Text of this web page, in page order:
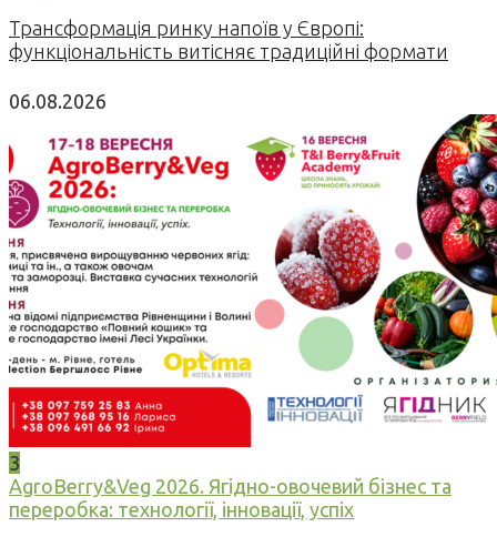
Трансформація ринку напоїв у Європі:
функціональність витісняє традиційні формати
06.08.2026
3
AgroBerry&Veg 2026. Ягідно-овочевий бізнес та
переробка: технології, інновації, успіх